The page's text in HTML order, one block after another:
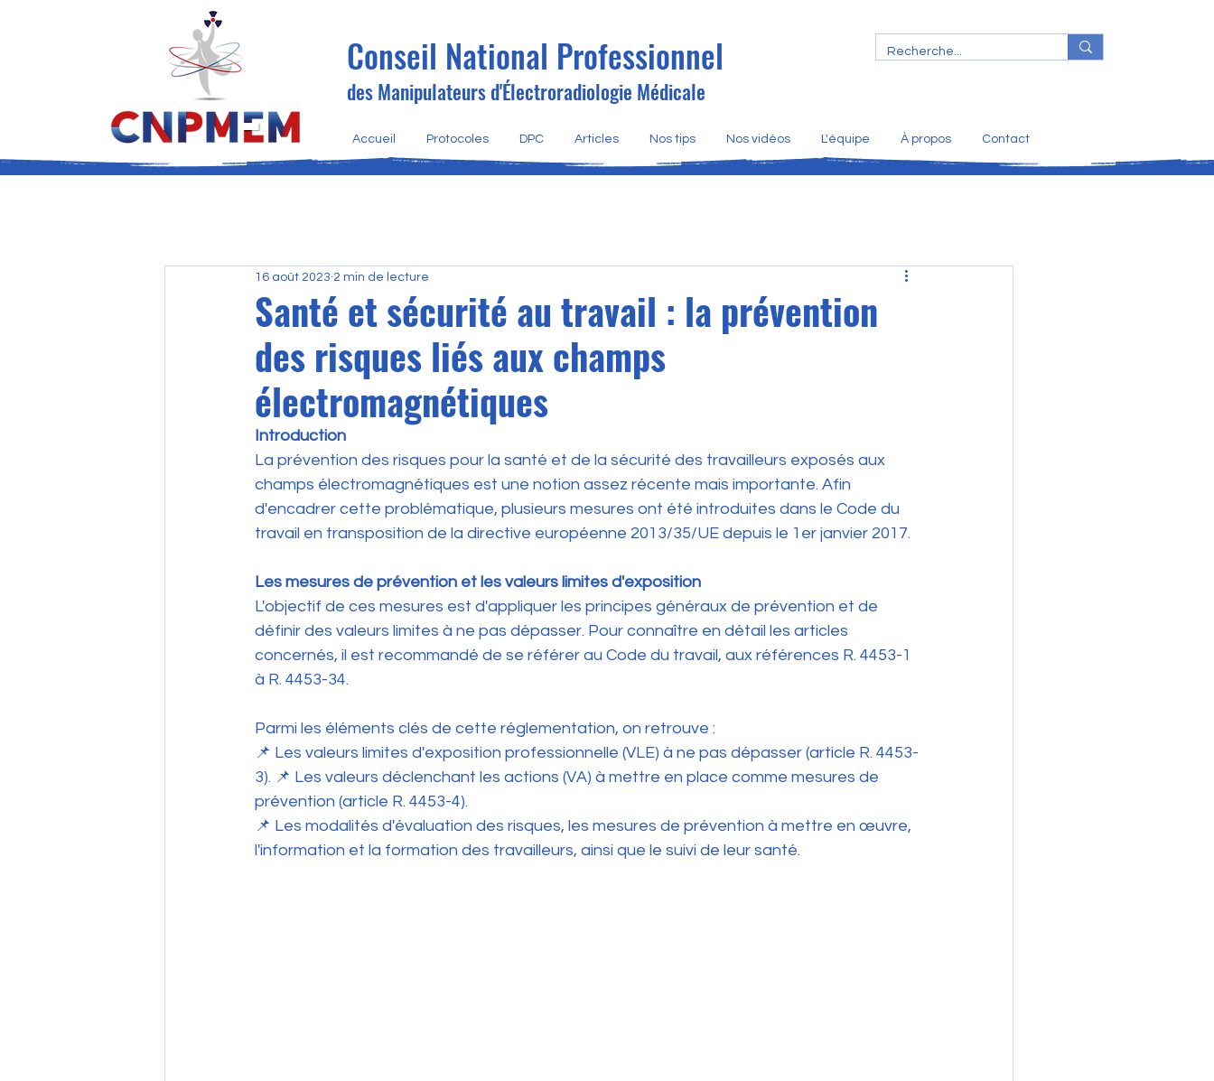
Conseil National Professionnel
des Manipulateurs d'Électroradiologie Médicale
Accueil Protocoles DPC Articles Nos tips Nos vidéos L'équipe À propos Contact
Santé et sécurité au travail : la prévention
des risques liés aux champs
électromagnétiques
16 août 2023 2 min de lecture
Introduction
La prévention des risques pour la santé et de la sécurité des travailleurs exposés aux
champs électromagnétiques est une notion assez récente mais importante. Afin
d'encadrer cette problématique, plusieurs mesures ont été introduites dans le Code du
travail en transposition de la directive européenne 2013/35/UE depuis le 1er janvier 2017.
Les mesures de prévention et les valeurs limites d'exposition
L'objectif de ces mesures est d'appliquer les principes généraux de prévention et de
définir des valeurs limites à ne pas dépasser. Pour connaître en détail les articles
concernés, il est recommandé de se référer au Code du travail, aux références R. 4453-1
à R. 4453-34.
Parmi les éléments clés de cette réglementation, on retrouve :
📌 Les valeurs limites d'exposition professionnelle (VLE) à ne pas dépasser (article R. 4453-
3). 📌 Les valeurs déclenchant les actions (VA) à mettre en place comme mesures de
prévention (article R. 4453-4).
📌 Les modalités d'évaluation des risques, les mesures de prévention à mettre en œuvre,
l'information et la formation des travailleurs, ainsi que le suivi de leur santé.